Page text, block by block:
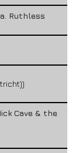
Ruthless
Cave & the